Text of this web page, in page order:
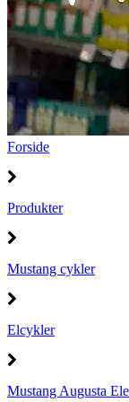
Forside
Produkter
Mustang cykler
Elcykler
Mustang Augusta